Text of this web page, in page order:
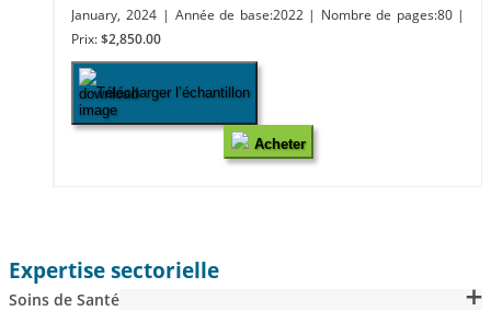
January, 2024 | Année de base:2022 | Nombre de pages:80 |
Prix: $2,850.00
Télécharger l’échantillon
Acheter
Expertise sectorielle
Soins de Santé